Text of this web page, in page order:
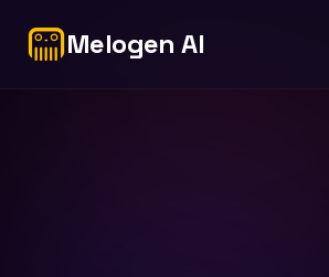
Melogen AI